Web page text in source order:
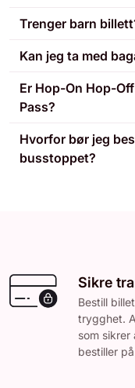
Trenger barn
Kan jeg ta med
Er Hop-On Hop-
Pass?
Hvorfor bør jeg
busstoppet?
Sikre
Bestill
trygghet.
som
bestiller